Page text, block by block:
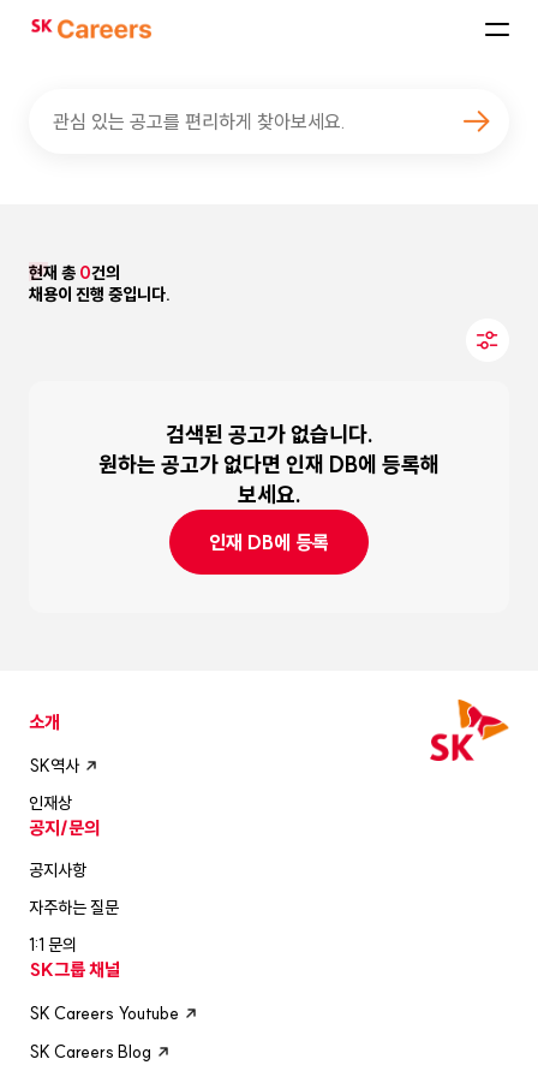
SK
관심 있는 공고를 편리하게 찾아보세요.
현재 총 0건의
채용이 진행 중입니다.
검색된 공고가 없습니다.
원하는 공고가 없다면 인재 DB에 등록해
보세요.
인재 DB에 등록
소개
SK역사
인재상
공지/문의
공지사항
자주하는 질문
1:1 문의
SK그룹 채널
SK Careers Youtube
SK Careers Blog